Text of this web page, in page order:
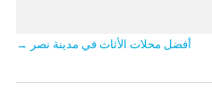
أفضل محلات الأثاث في مدينة نصر →